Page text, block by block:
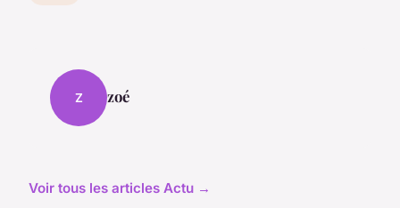
Z zoé
Voir tous les articles Actu →